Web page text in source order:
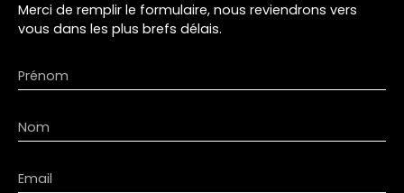
Merci de remplir le formulaire, nous reviendrons vers
vous dans les plus brefs délais.
Prénom
Nom
Email